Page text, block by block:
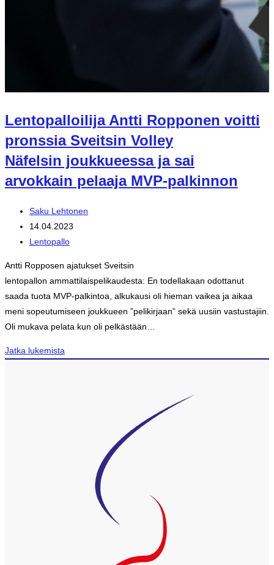
Lentopalloilija Antti Ropponen voitti
pronssia Sveitsin Volley
Näfelsin joukkueessa ja sai
arvokkain pelaaja MVP-palkinnon
Artikkelin
kirjoittaja:
Saku Lehtonen
Artikkeli
julkaistu:
14.04.2023
Artikkelin
Lentopallo
Antti Ropposen ajatukset Sveitsin
lentopallon ammattilaispelikaudesta: En todellakaan odottanut
saada tuota MVP-palkintoa, alkukausi oli hieman vaikea ja aikaa
meni sopeutumiseen joukkueen ”pelikirjaan” sekä uusiin vastustajiin.
Oli mukava pelata kun oli pelkästään…
Jatka lukemista
Näfelsin joukkueessa
arvokkain pelaaja